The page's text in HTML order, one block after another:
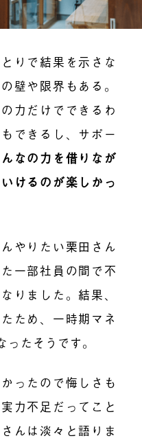
りで結果を示さな
壁や限界もある。
力だけでできるわ
できるし、サポー
なの力を借りなが
けるのが楽しかっ
やりたい栗田さん
一部社員の間で不
りました。結果、
ため、一時期マネ
たそうです。
ったので悔しさも
力不足だってこと
んは淡々と語りま